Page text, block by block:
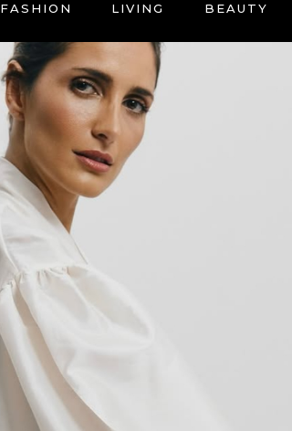
FASHION LIVING BEAUTY